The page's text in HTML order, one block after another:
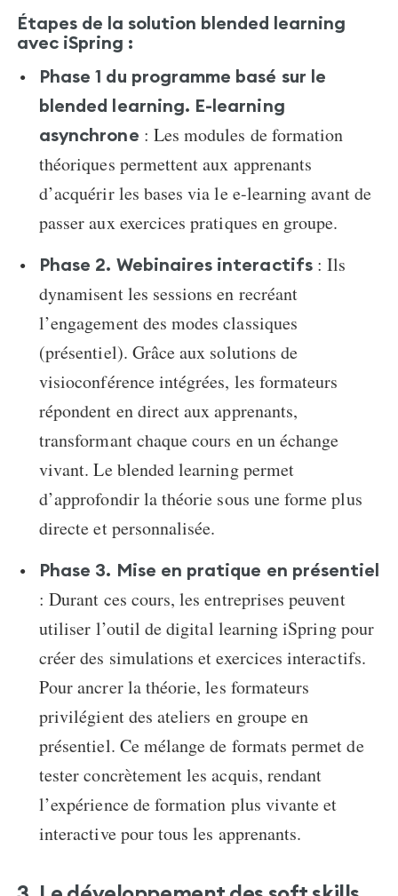
Étapes de la solution blended learning
avec iSpring :
Phase 1 du programme basé sur le
blended learning. E-learning
asynchrone : Les modules de formation
théoriques permettent aux apprenants
d’acquérir les bases via le e-learning avant de
passer aux exercices pratiques en groupe.
Phase 2. Webinaires interactifs: Ils
dynamisent les sessions en recréant
l’engagement des modes classiques
(présentiel). Grâce aux solutions de
visioconférence intégrées, les formateurs
répondent en direct aux apprenants,
transformant chaque cours en un échange
vivant. Le blended learning permet
d’approfondir la théorie sous une forme plus
directe et personnalisée.
Phase 3. Mise en pratique en présentiel
: Durant ces cours, les entreprises peuvent
utiliser l’outil de digital learning iSpring pour
créer des simulations et exercices interactifs.
Pour ancrer la théorie, les formateurs
privilégient des ateliers en groupe en
présentiel. Ce mélange de formats permet de
tester concrètement les acquis, rendant
l’expérience de formation plus vivante et
interactive pour tous les apprenants.